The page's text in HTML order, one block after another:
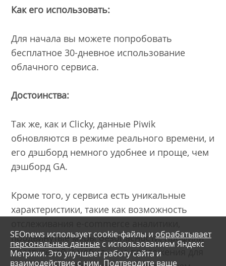
Как его использовать:
Для начала вы можете попробовать
бесплатное 30-дневное использование
облачного сервиса.
Достоинства:
Так же, как и Clicky, данные Piwik
обновляются в режиме реального времени, и
его дэшборд немного удобнее и проще, чем
дэшборд GA.
Кроме того, у сервиса есть уникальные
характеристики, такие как возможность
продвинутые меры безопасности, профили
посетителей и мобильные приложения для
SEOnews использует cookie-файлы и обрабатывает
персональные данныес использованием Яндекс
Метрики. Это улучшает работу сайта и
взаимодействие с ним. Подтвердите ваше